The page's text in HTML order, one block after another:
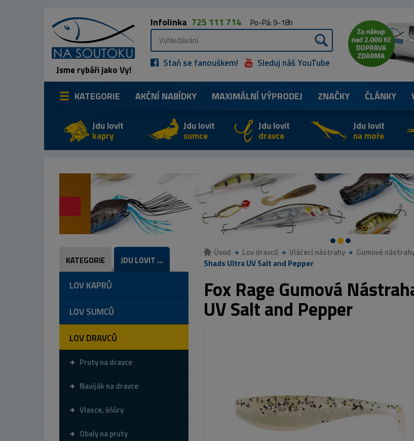
Jsme rybáři jako Vy!
Infolinka 725 111 714 Po-Pá: 9-18h
Staň se fanouškem! Sleduj náš YouTube
KATEGORIE AKČNÍ NABÍDKY MAXIMÁLNÍVÝPRODEJ ZNAČKY ČLÁNKY
Jdu lovit
kapry
Jdu lovit
sumce
Jdu lovit
dravce
Jdu lovit
na moře
KATEGORIE JDU LOVIT ...
LOV KAPRŮ
LOV SUMCŮ
LOV DRAVCŮ
Pruty na dravce
Naviják na dravce
Vlasce, šňůry
Obaly na pruty
Úvod Lov dravců Vláčecí nástrahy Gumové
Shads Ultra UV Salt and Pepper
Fox Rage Gumová
UV Salt and Pepper